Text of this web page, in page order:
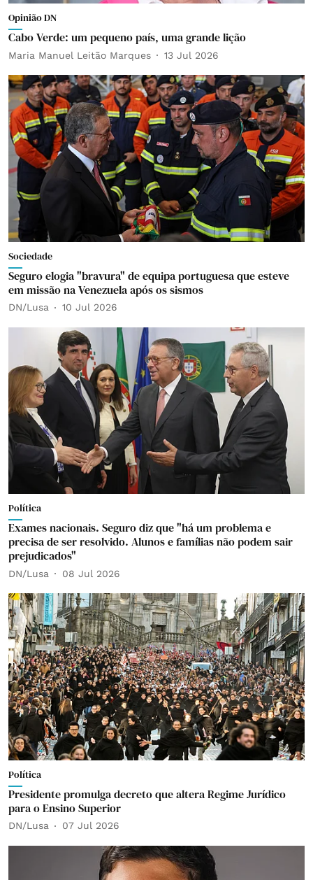
Opinião DN
Cabo Verde: um pequeno país, uma grande lição
Maria Manuel Leitão Marques 13 Jul 2026
Sociedade
Seguro elogia "bravura" de equipa portuguesa que esteve
em missão na Venezuela após os sismos
DN/Lusa 10 Jul 2026
Política
Exames nacionais. Seguro diz que "há um problema e
precisa de ser resolvido. Alunos e famílias não podem sair
prejudicados"
DN/Lusa 08 Jul 2026
Política
Presidente promulga decreto que altera Regime Jurídico
para o Ensino Superior
DN/Lusa 07 Jul 2026